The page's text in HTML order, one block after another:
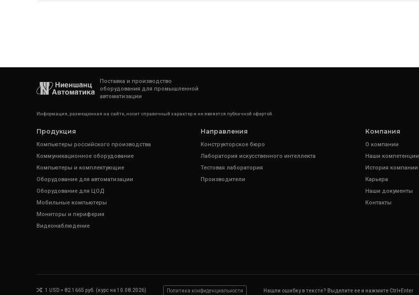
Поставка и производство
оборудования для промышленной
автоматизации
Информация, размещенная на сайте, носит справочный характер и не является публичной офертой.
Продукция
Компьютеры российского производства
Коммуникационное оборудование
Компьютеры и комплектующие
Оборудование для автоматизации
Оборудование для ЦОД
Мобильные компьютеры
Мониторы и периферия
Видеонаблюдение
Направления
Конструкторское бюро
Лаборатория искусственного интеллекта
Тестовая лаборатория
Производители
Компания
О компании
Наши компетенции
История компании
Карьера
Наши документы
Контакты
1 USD = 82.1665 руб. (курс на 10.08.2026) Политика конфиденциальности Нашли ошибку в тексте? Выделите ее и нажмите Ctrl+Enter